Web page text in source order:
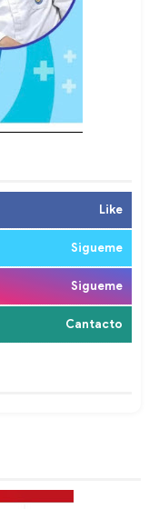
Like
Sigueme
Sigueme
Cantacto